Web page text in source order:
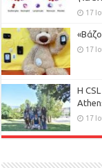
17
17
H
17